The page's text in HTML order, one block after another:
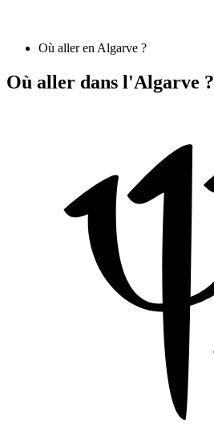
Où aller en Algarve ?
Où aller dans l'Algarve ?